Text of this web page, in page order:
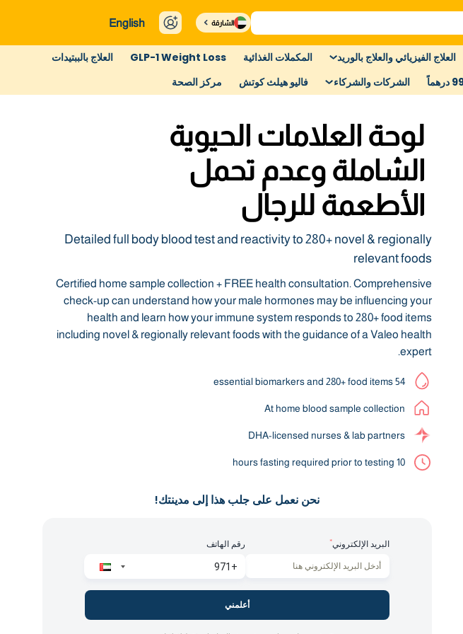
الشارقة English
العلاج الفيزيائي والعلاج بالوريد المكملات الغذائية GLP-1 Weight Loss
العلاج بالببتيدات
الشركات والشركاء فاليو هيلث كوتش مركز الصحة
لوحة العلامات الحيوية
الشاملة وعدم تحمل
الأطعمة للرجال
Detailed full body blood test and reactivity to 280+ novel & regionally
relevant foods
Certified home sample collection + FREE health consultation. Comprehensive
check-up can understand how your male hormones may be influencing your
health and learn how your immune system responds to 280+ food items
including novel & regionally relevant foods with the guidance of a Valeo health
expert.
54 essential biomarkers and 280+ food items
At home blood sample collection
DHA-licensed nurses & lab partners
10 hours fasting required prior to testing
نحن نعمل على جلب هذا إلى مدينتك!
البريد الإلكتروني* رقم الهاتف
أعلمني